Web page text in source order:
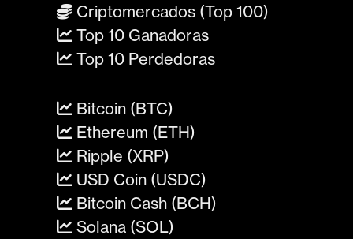
Criptomercados (Top 100)
Top 10 Ganadoras
Top 10 Perdedoras
Bitcoin (BTC)
Ethereum (ETH)
Ripple (XRP)
USD Coin (USDC)
Bitcoin Cash (BCH)
Solana (SOL)